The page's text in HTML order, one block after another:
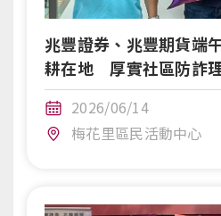
兆豐證券、兆豐期貨端
耕在地 厚實社區防詐
2026/06/14
梅花里區民活動中心